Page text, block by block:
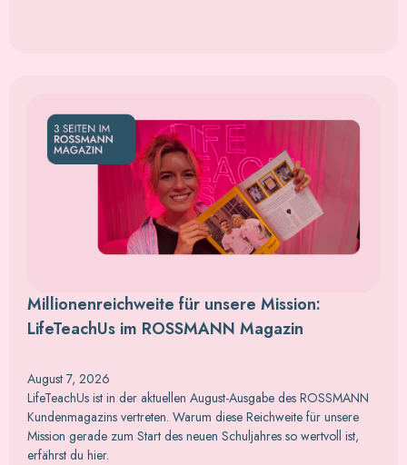
Millionenreichweite für unsere Mission:
LifeTeachUs im ROSSMANN Magazin
August 7, 2026
LifeTeachUs ist in der aktuellen August-Ausgabe des ROSSMANN
Kundenmagazins vertreten. Warum diese Reichweite für unsere
Mission gerade zum Start des neuen Schuljahres so wertvoll ist,
erfährst du hier.